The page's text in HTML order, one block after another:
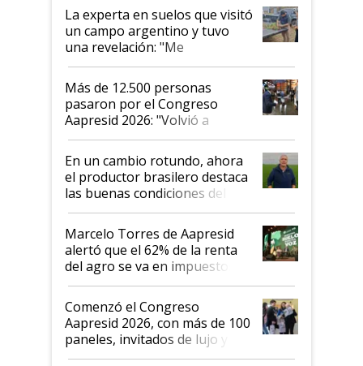
La experta en suelos que visitó
un campo argentino y tuvo
una revelación: "Me
impresionó mucho"
Más de 12.500 personas
pasaron por el Congreso
Aapresid 2026: "Volvió a
demostrar que hablar del
suelo es hablar de todo el
sistema productivo"
En un cambio rotundo, ahora
el productor brasilero destaca
las buenas condiciones del
agro argentino para invertir:
"Los veo más motivados"
Marcelo Torres de Aapresid
alertó que el 62% de la renta
del agro se va en impuestos:
"No es bueno que en
Argentina se sigan discutiendo
las mismas cosas de hace 50
años"
Comenzó el Congreso
Aapresid 2026, con más de 100
paneles, invitados de lujo y
todas las tendencias